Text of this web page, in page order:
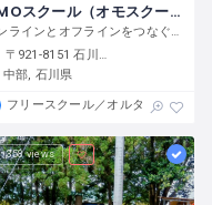
OMOスクール（オモスクール）
オンラインとオフラインをつなぐフリースクール
〒921-8151 石川県金沢市窪３丁目１３６−１
中部 石川県
フリースクール／オルタナティブス
358 views